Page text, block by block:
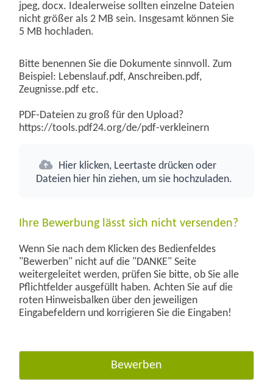
jpeg, docx. Idealerweise sollten einzelne Dateien
nicht größer als 2 MB sein. Insgesamt können Sie
5 MB hochladen.
Bitte benennen Sie die Dokumente sinnvoll. Zum
Beispiel: Lebenslauf.pdf, Anschreiben.pdf,
Zeugnisse.pdf etc.
PDF-Dateien zu groß für den Upload?
https://tools.pdf24.org/de/pdf-verkleinern
Hier klicken, Leertaste drücken oder
Dateien hier hin ziehen, um sie hochzuladen.
Ihre Bewerbung lässt sich nicht versenden?
Wenn Sie nach dem Klicken des Bedienfeldes
"Bewerben" nicht auf die "DANKE" Seite
weitergeleitet werden, prüfen Sie bitte, ob Sie alle
Pflichtfelder ausgefüllt haben. Achten Sie auf die
roten Hinweisbalken über den jeweiligen
Eingabefeldern und korrigieren Sie die Eingaben!